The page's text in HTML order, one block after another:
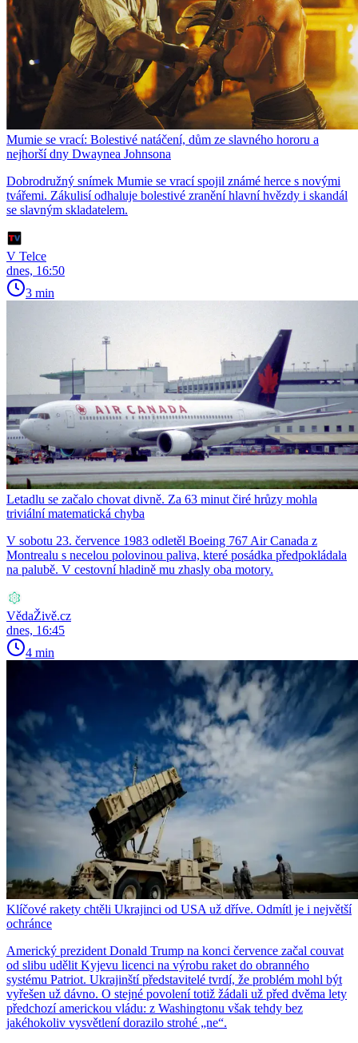
Mumie se vrací: Bolestivé natáčení, dům ze slavného hororu a
nejhorší dny Dwaynea Johnsona
Dobrodružný snímek Mumie se vrací spojil známé herce s novými
tvářemi. Zákulisí odhaluje bolestivé zranění hlavní hvězdy i skandál
se slavným skladatelem.
V Telce
dnes, 16:50
3 min
Letadlu se začalo chovat divně. Za 63 minut čiré hrůzy mohla
triviální matematická chyba
V sobotu 23. července 1983 odletěl Boeing 767 Air Canada z
Montrealu s necelou polovinou paliva, které posádka předpokládala
na palubě. V cestovní hladině mu zhasly oba motory.
VědaŽivě.cz
dnes, 16:45
4 min
Klíčové rakety chtěli Ukrajinci od USA už dříve. Odmítl je i největší
ochránce
Americký prezident Donald Trump na konci července začal couvat
od slibu udělit Kyjevu licenci na výrobu raket do obranného
systému Patriot. Ukrajinští představitelé tvrdí, že problém mohl být
vyřešen už dávno. O stejné povolení totiž žádali už před dvěma lety
předchozí americkou vládu: z Washingtonu však tehdy bez
jakéhokoliv vysvětlení dorazilo strohé „ne“.